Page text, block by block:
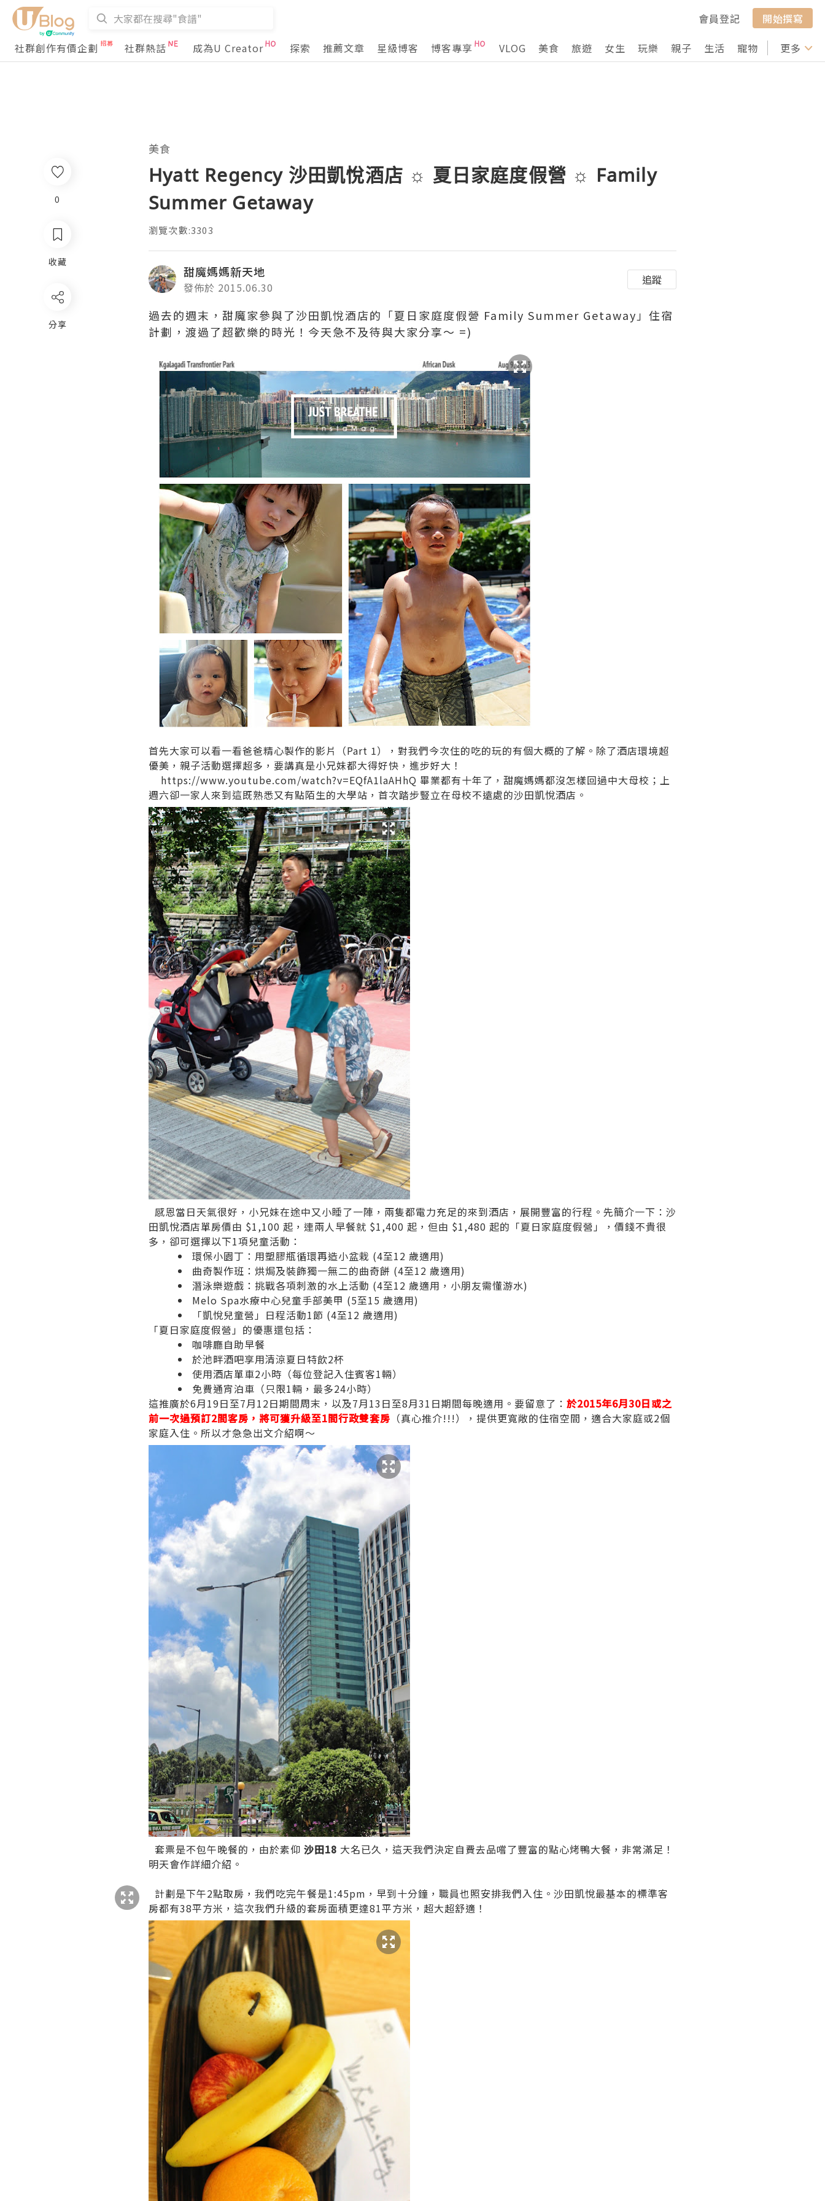
會員登記
開始撰寫
社群創作有價企劃
社群熱話 成為U Creator 探索 推薦文章 星級博客 博客專享 VLOG 美食 旅遊 女生 玩樂 親子 生活 寵物 行山 打卡
更多
0
收藏
分享
美食
Hyatt Regency 沙田凱悅酒店 ☼ 夏日家庭度假營 ☼ Family
Summer Getaway
瀏覽次數:3303
甜魔媽媽新天地
發佈於 2015.06.30
追蹤
過去的週末，甜魔家參與了沙田凱悅酒店的「夏日家庭度假營 Family Summer Getaway」住宿
計劃，渡過了超歡樂的時光！今天急不及待與大家分享～ =)
首先大家可以看一看爸爸精心製作的影片（Part 1），對我們今次住的吃的玩的有個大概的了解。除了酒店環境超
優美，親子活動選擇超多，要講真是小兄妹都大得好快，進步好大！
https://www.youtube.com/watch?v=EQfA1laAHhQ 畢業都有十年了，甜魔媽媽都沒怎樣回過中大母校；上
週六卻一家人來到這既熟悉又有點陌生的大學站，首次踏步豎立在母校不遠處的沙田凱悅酒店。
感恩當日天氣很好，小兄妹在途中又小睡了一陣，兩隻都電力充足的來到酒店，展開豐富的行程。先簡介一下：沙
田凱悅酒店單房價由 $1,100 起，連兩人早餐就 $1,400 起，但由 $1,480 起的「夏日家庭度假營」，價錢不貴很
多，卻可選擇以下1項兒童活動：
環保小園丁：用塑膠瓶循環再造小盆栽 (4至12 歲適用)
曲奇製作班：烘焗及裝飾獨一無二的曲奇餅 (4至12 歲適用)
潛泳樂遊戲：挑戰各項刺激的水上活動 (4至12 歲適用，小朋友需懂游水)
Melo Spa水療中心兒童手部美甲 (5至15 歲適用)
「凱悅兒童營」日程活動1節 (4至12 歲適用)
「夏日家庭度假營」的優惠還包括：
咖啡廳自助早餐
於池畔酒吧享用清涼夏日特飲2杯
使用酒店單車2小時（每位登記入住賓客1輛）
免費通宵泊車（只限1輛，最多24小時）
這推廣於6月19日至7月12日期間周末，以及7月13日至8月31日期間每晚適用。要留意了： 於2015年6月30日或之
前一次過預訂2間客房，將可獲升級至1間行政雙套房 （真心推介!!!），提供更寬敞的住宿空間，適合大家庭或2個
家庭入住。所以才急急出文介紹啊～
套票是不包午晚餐的，由於素仰 沙田18 大名已久，這天我們決定自費去品嚐了豐富的點心烤鴨大餐，非常滿足！
明天會作詳細介紹。
計劃是下午2點取房，我們吃完午餐是1:45pm，早到十分鐘，職員也照安排我們入住。沙田凱悅最基本的標準客
房都有38平方米，這次我們升級的套房面積更達81平方米，超大超舒適！